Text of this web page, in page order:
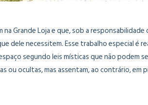
Grande Loja e que, sob a
dele necessitem. Esse trabalho especial é
segundo leis místicas que não
ou ocultas, mas assentam, ao contrário,